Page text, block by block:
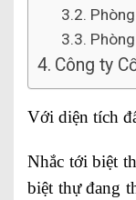
Công ty
Với diện tích
Nhắc tới biệt
biệt thự đang